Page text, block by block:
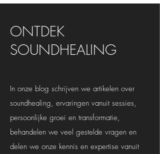
ONTDEK
SOUNDHEALING
In onze blog schrijven we artikelen over
soundhealing, ervaringen vanuit sessies,
persoonlijke groei en transformatie,
behandelen we veel gestelde vragen en
delen we onze kennis en expertise vanuit